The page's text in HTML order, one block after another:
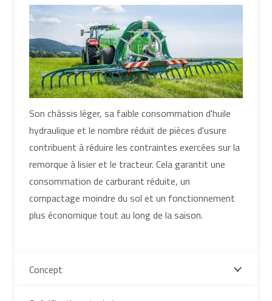
Son châssis léger, sa faible consommation d'huile
hydraulique et le nombre réduit de pièces d'usure
contribuent à réduire les contraintes exercées sur la
remorque à lisier et le tracteur. Cela garantit une
consommation de carburant réduite, un
compactage moindre du sol et un fonctionnement
plus économique tout au long de la saison.
Concept